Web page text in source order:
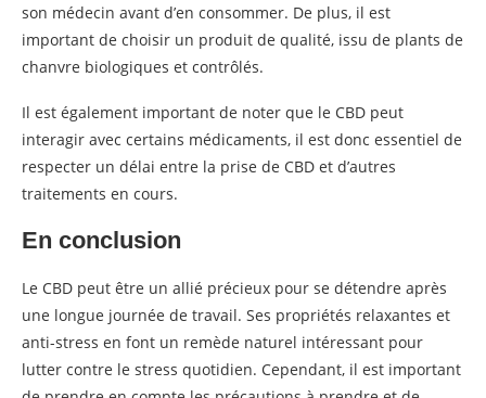
son médecin avant d’en consommer. De plus, il est
important de choisir un produit de qualité, issu de plants de
chanvre biologiques et contrôlés.
Il est également important de noter que le CBD peut
interagir avec certains médicaments, il est donc essentiel de
respecter un délai entre la prise de CBD et d’autres
traitements en cours.
En conclusion
Le CBD peut être un allié précieux pour se détendre après
une longue journée de travail. Ses propriétés relaxantes et
anti-stress en font un remède naturel intéressant pour
lutter contre le stress quotidien. Cependant, il est important